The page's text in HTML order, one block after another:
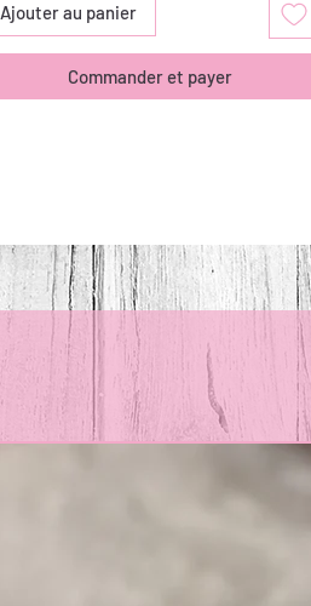
Ajouter au panier
Commander et payer